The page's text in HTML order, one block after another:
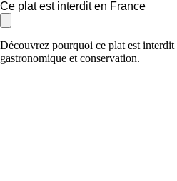
Ce plat est interdit en France
Découvrez pourquoi ce plat est
gastronomique et conservation.